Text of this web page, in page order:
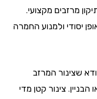
מקצועי.
ולמנוע החמרה
המרזב
צינור קטן מדי